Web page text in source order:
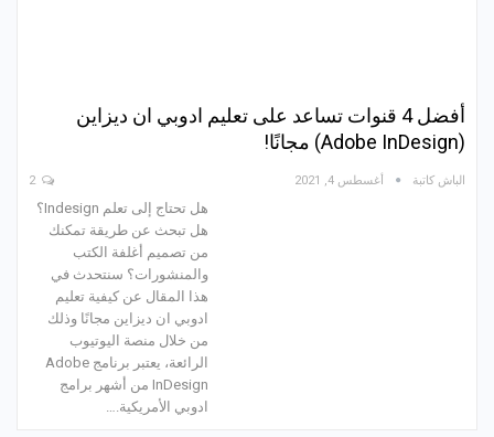
أفضل 4 قنوات تساعد على تعليم ادوبي ان ديزاين
(Adobe InDesign) مجانًا!
الباش كاتبة أغسطس 4, 2021 2
هل تحتاج إلى تعلم Indesign؟
هل تبحث عن طريقة تمكنك
من تصميم أغلفة الكتب
والمنشورات؟ سنتحدث في
هذا المقال عن كيفية تعليم
ادوبي ان ديزاين مجانًا وذلك
من خلال منصة اليوتيوب
الرائعة، يعتبر برنامج Adobe
InDesign من أشهر برامج
ادوبي الأمريكية.…